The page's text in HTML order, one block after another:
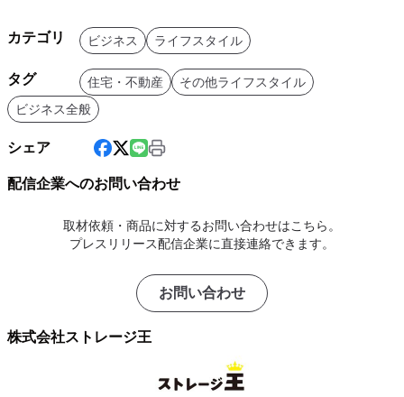
カテゴリ ビジネス ライフスタイル
タグ 住宅・不動産
その他ライフスタイル
ビジネス全般
シェア
配信企業へのお問い合わせ
取材依頼・商品に対するお問い合わせはこちら。
プレスリリース配信企業に直接連絡できます。
お問い合わせ
株式会社ストレージ王